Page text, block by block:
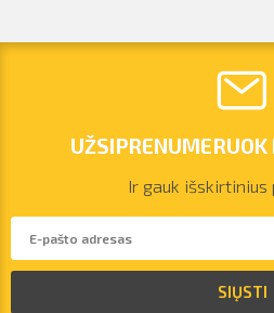
vilnius@arsenalrent.com
Ir gauk išskirtinius
SIŲSTI